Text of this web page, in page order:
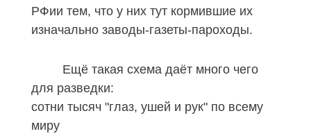
РФии тем, что у них тут кормившие их
изначально заводы-газеты-пароходы.
Ещё такая схема даёт много чего
для разведки:
сотни тысяч "глаз, ушей и рук" по всему
миру